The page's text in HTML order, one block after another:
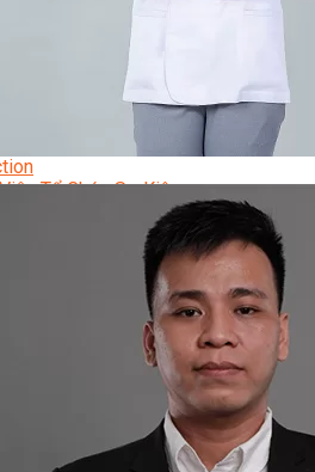
Marketing Đa Kênh
Foundation
– Illustrator
Online Ngành F&B
Online Ngành Chăm Sóc Sắc Đẹp
Đề Digital Marketing
Tổ Chức Sự Kiện
Đa Phương Tiện
Phim Kỹ Thuật Số
Video Cơ Bản Với Capcut
Cơ Bản Với Adobe Premiere Pro
Xoa Bóp Ấn Huyệt Trị Liệu